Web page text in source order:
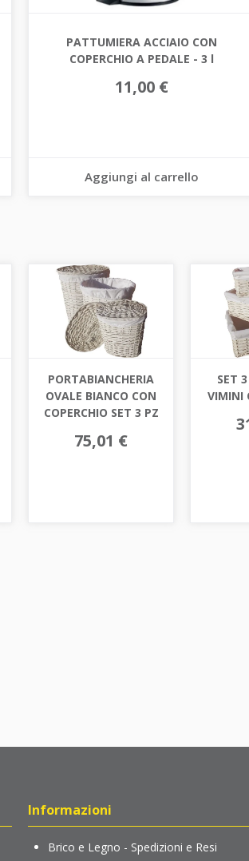
PATTUMIERA ACCIAIO CON
COPERCHIO A PEDALE - 3 l
11,00 €
Aggiungi al carrello
PORTABIANCHERIA
OVALE BIANCO CON
COPERCHIO SET 3 PZ
75,01 €
SET
VIMINI
Informazioni
Brico e Legno - Spedizioni e Resi